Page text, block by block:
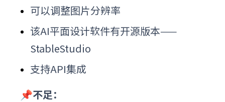
可以调整图片分辨率
该AI平面设计软件有开源版本——
StableStudio
支持API集成
📌不足：